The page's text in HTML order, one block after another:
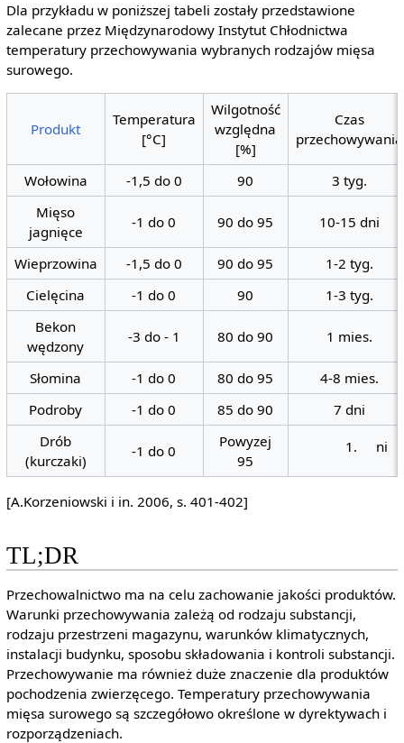
Dla przykładu w poniższej tabeli zostały przedstawione
zalecane przez Międzynarodowy Instytut Chłodnictwa
temperatury przechowywania wybranych rodzajów mięsa
surowego.
Produkt
Temperatura
[°C]
Wilgotność
względna
[%]
Czas
przechowywania
Wołowina -1,5 do 0 90
3 tyg.
Mięso
jagnięce
-1 do 0 90 do 95 10-15 dni
Wieprzowina -1,5 do 0 90 do 95
1-2 tyg.
Cielęcina
-1 do 0 90
1-3 tyg.
Bekon
wędzony
-3 do - 1 80 do 90 1 mies.
Słomina -1 do 0 80 do 95
4-8 mies.
Podroby
-1 do 0 85 do 90
7 dni
Drób
(kurczaki)
-1 do 0
Powyzej
95
ni
[A.Korzeniowski i in. 2006, s. 401-402]
TL;DR
Przechowalnictwo ma na celu zachowanie jakości produktów.
Warunki przechowywania zależą od rodzaju substancji,
rodzaju przestrzeni magazynu, warunków klimatycznych,
instalacji budynku, sposobu składowania i kontroli substancji.
Przechowywanie ma również duże znaczenie dla produktów
pochodzenia zwierzęcego. Temperatury przechowywania
mięsa surowego są szczegółowo określone w dyrektywach i
rozporządzeniach.